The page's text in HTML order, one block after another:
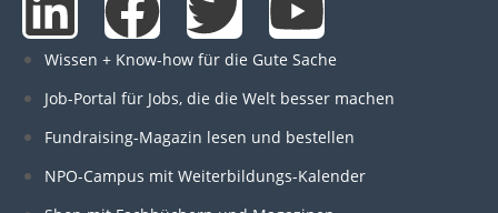
i
n
k
a
c
e
w
i
t
o
u
t
Wissen + Know-how für die Gute Sache
Job-Portal für Jobs, die die Welt besser machen
Fundraising-Magazin lesen und bestellen
NPO-Campus mit Weiterbildungs-Kalender